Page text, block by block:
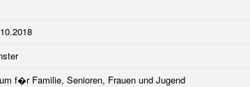
f�r Familie, Senioren, Frauen und Jugend